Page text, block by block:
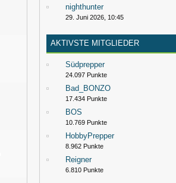
nighthunter
29. Juni 2026, 10:45
AKTIVSTE MITGLIEDER
Südprepper
24.097 Punkte
Bad_BONZO
17.434 Punkte
BOS
10.769 Punkte
HobbyPrepper
8.962 Punkte
Reigner
6.810 Punkte